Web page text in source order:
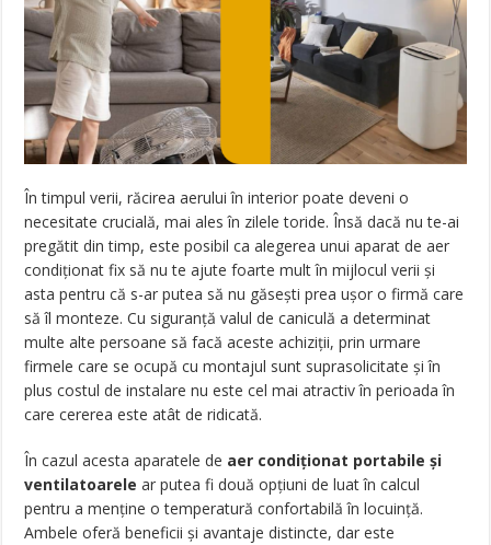
În timpul verii, răcirea aerului în interior poate deveni o
necesitate crucială, mai ales în zilele toride. Însă dacă nu te-ai
pregătit din timp, este posibil ca alegerea unui aparat de aer
condiționat fix să nu te ajute foarte mult în mijlocul verii și
asta pentru că s-ar putea să nu găsești prea ușor o firmă care
să îl monteze. Cu siguranță valul de caniculă a determinat
multe alte persoane să facă aceste achiziții, prin urmare
firmele care se ocupă cu montajul sunt suprasolicitate și în
plus costul de instalare nu este cel mai atractiv în perioada în
care cererea este atât de ridicată.
În cazul acesta aparatele de aer condiționat portabile și
ventilatoarele ar putea fi două opțiuni de luat în calcul
pentru a menține o temperatură confortabilă în locuință.
Ambele oferă beneficii și avantaje distincte, dar este